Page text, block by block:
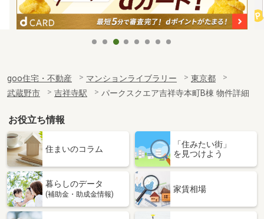
goo住宅・不動産 マンションライブラリー
東京都
武蔵野市
吉祥寺駅 パークスクエア吉祥寺本町B棟 物件詳細
お役立ち情報
住まいのコラム
「住みたい街」
を見つけよう
暮らしのデータ
(補助金・助成金情報)
家賃相場